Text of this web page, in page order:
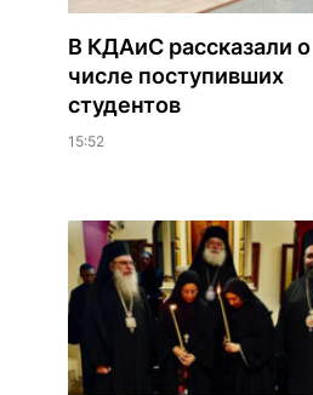
В КДАиС рассказали о
числе поступивших
студентов
15:52